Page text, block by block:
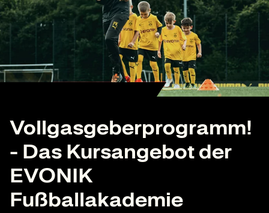
Vollgasgeberprogramm!
- Das Kursangebot der
EVONIK
Fußballakademie